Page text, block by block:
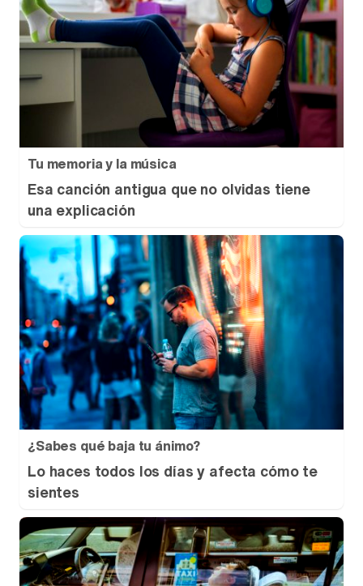
Tu memoria y la música
Esa canción antigua que no olvidas tiene
una explicación
¿Sabes qué baja tu ánimo?
Lo haces todos los días y afecta cómo te
sientes